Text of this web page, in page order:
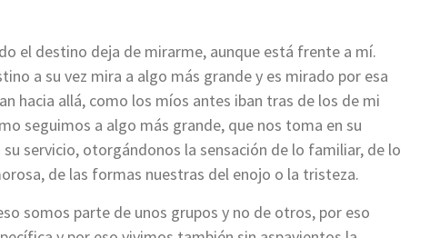
el destino deja de mirarme, aunque está frente a mí.
a su vez mira a algo más grande y es mirado por esa
hacia allá, como los míos antes iban tras de los de mi
seguimos a algo más grande, que nos toma en su
servicio, otorgándonos la sensación de lo familiar, de lo
de las formas nuestras del enojo o la tristeza.
somos parte de unos grupos y no de otros, por eso